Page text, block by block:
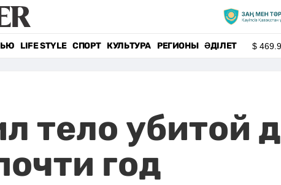
LIFE STYLE СПОРТ КУЛЬТУРА РЕГИОНЫ ӘДІЛЕТ $
тело убитой
год